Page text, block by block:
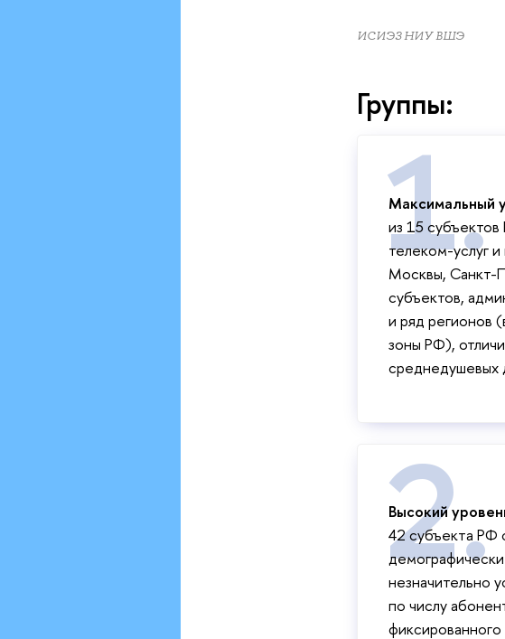
ИСИЭЗ НИУ ВШЭ
Группы:
Максимальный
из 15
телеком-услуг
Москвы, Санкт-
субъектов,
и ряд регионов
зоны РФ),
среднедушевых
Высокий
42 субъекта РФ
незначительно
по числу